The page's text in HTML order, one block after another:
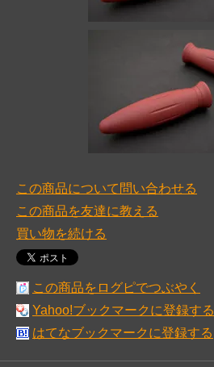
この商品について問い合わせる
この商品を友達に教える
買い物を続ける
この商品をログピでつぶやく
Yahoo!ブックマークに登録する
はてなブックマークに登録する